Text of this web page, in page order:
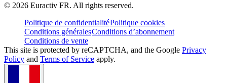
© 2026 Euractiv FR. All rights reserved.
Politique de confidentialitéPolitique cookies
Conditions généralesConditions d’abonnement
Conditions de vente
This site is protected by reCAPTCHA, and the Google Privacy
Policy and Terms of Service apply.